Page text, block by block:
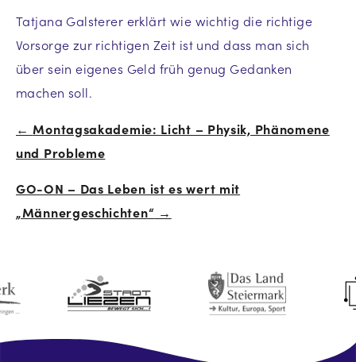
Tatjana Galsterer erklärt wie wichtig die richtige
Vorsorge zur richtigen Zeit ist und dass man sich
über sein eigenes Geld früh genug Gedanken
machen soll.
Beitrags-
← Montagsakademie: Licht – Physik, Phänomene
und Probleme
GO-ON – Das Leben ist es wert mit
„Männergeschichten“ →